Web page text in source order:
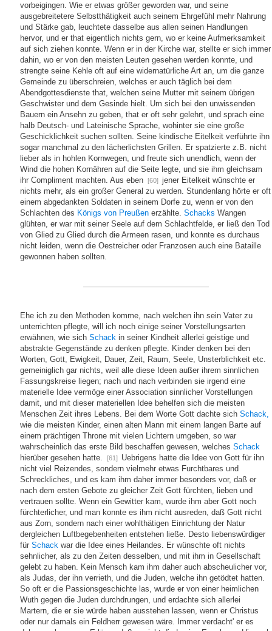
vorbeigingen. Wie er etwas größer geworden war, und seine
ausgebreitetere Selbstthätigkeit auch seinem Ehrgefühl mehr Nahrung
und Stärke gab, leuchtete dasselbe aus allen seinen Handlungen
hervor, und er that eigentlich nichts gern, wo er keine Aufmerksamkeit
auf sich ziehen konnte. Wenn er in der Kirche war, stellte er sich immer
dahin, wo er von den meisten Leuten gesehen werden konnte, und
strengte seine Kehle oft auf eine widernatürliche Art an, um die ganze
Gemeinde zu überschreien, welches er auch täglich bei dem
Abendgottesdienste that, welchen seine Mutter mit seinem übrigen
Geschwister und dem Gesinde hielt. Um sich bei den unwissenden
Bauern ein Ansehn zu geben, that er oft sehr gelehrt, und sprach eine
halb Deutsch- und Lateinische Sprache, wohinter sie eine große
Geschicklichkeit suchen sollten. Seine kindische Eitelkeit verführte ihn
sogar manchmal zu den lächerlichsten Grillen. Er spatzierte z.B. nicht
lieber als in hohlen Kornwegen, und freute sich unendlich, wenn der
Wind die hohen Kornähren auf die Seite legte, und sie ihm gleichsam
ihr Compliment machten. Aus eben
[60] jener Eitelkeit wünschte er
nichts mehr, als ein großer General zu werden. Stundenlang hörte er oft
einem abgedankten Soldaten in seinem Dorfe zu, wenn er von den
Schlachten des Königs von Preußen erzählte. Schacks Wangen
glühten, er war mit seiner Seele auf dem Schlachtfelde, er ließ den Tod
von Glied zu Glied durch die Armeen rasen, und konnte es durchaus
nicht leiden, wenn die Oestreicher oder Franzosen auch eine Bataille
gewonnen haben sollten.
Ehe ich zu den Methoden komme, nach welchen ihn sein Vater zu
unterrichten pflegte, will ich noch einige seiner Vorstellungsarten
erwähnen, wie sich Schack in seiner Kindheit allerlei geistige und
abstrakte Gegenstände zu denken pflegte. Kinder denken bei den
Worten, Gott, Ewigkeit, Dauer, Zeit, Raum, Seele, Unsterblichkeit etc.
gemeiniglich gar nichts, weil alle diese Ideen außer ihrem sinnlichen
Fassungskreise liegen; nach und nach verbinden sie irgend eine
materielle Idee vermöge einer Association sinnlicher Vorstellungen
damit, und mit dieser materiellen Idee behelfen sich die meisten
Menschen Zeit ihres Lebens. Bei dem Worte Gott dachte sich Schack,
wie die meisten Kinder, einen alten Mann mit einem langen Barte auf
einem prächtigen Throne mit vielen Lichtern umgeben, so war
wahrscheinlich das erste Bild beschaffen gewesen, welches Schack
hierüber gesehen hatte.
[61]
Uebrigens hatte die Idee von Gott für ihn
nicht viel Reizendes, sondern vielmehr etwas Furchtbares und
Schreckliches, und es kam ihm daher immer besonders vor, daß er
nach dem ersten Gebote zu gleicher Zeit Gott fürchten, lieben und
vertrauen sollte. Wenn ein Gewitter kam, wurde ihm aber Gott noch
fürchterlicher, und man konnte es ihm nicht ausreden, daß Gott nicht
aus Zorn, sondern nach einer wohlthätigen Einrichtung der Natur
dergleichen Luftbegebenheiten entstehen ließe. Desto liebenswürdiger
für Schack war die Idee eines Heilandes. Er wünschte oft nichts
sehnlicher, als zu den Zeiten desselben, und mit ihm in Gesellschaft
gelebt zu haben. Kein Mensch kam ihm daher auch abscheulicher vor,
als Judas, der ihn verrieth, und die Juden, welche ihn getödtet hatten.
So oft er die Passionsgeschichte las, wurde er von einer heimlichen
Wuth gegen die Juden durchdrungen, und erdachte sich allerlei
Martern, die er sie würde haben ausstehen lassen, wenn er Christus
oder nur damals ein Feldherr gewesen wäre. Immer verdacht' er es